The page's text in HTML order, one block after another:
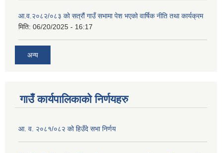
आ.व.२०८२/०८३ को सत्रौं गाउँ सभामा पेश भएको वार्षिक नीति तथा कार्यक्रम
मिति: 06/20/2025 - 16:17
अन्य
गाउँ कार्यपालिकाको निर्णयहरु
आ. व. २०८१/०८२ को हिउँदे सभा निर्णय